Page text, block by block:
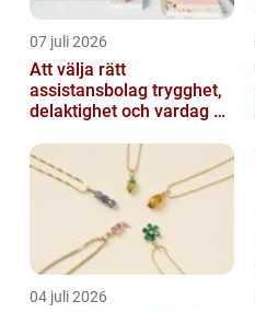
07 juli 2026
Att välja rätt
assistansbolag trygghet,
delaktighet och vardag på
04 juli 2026